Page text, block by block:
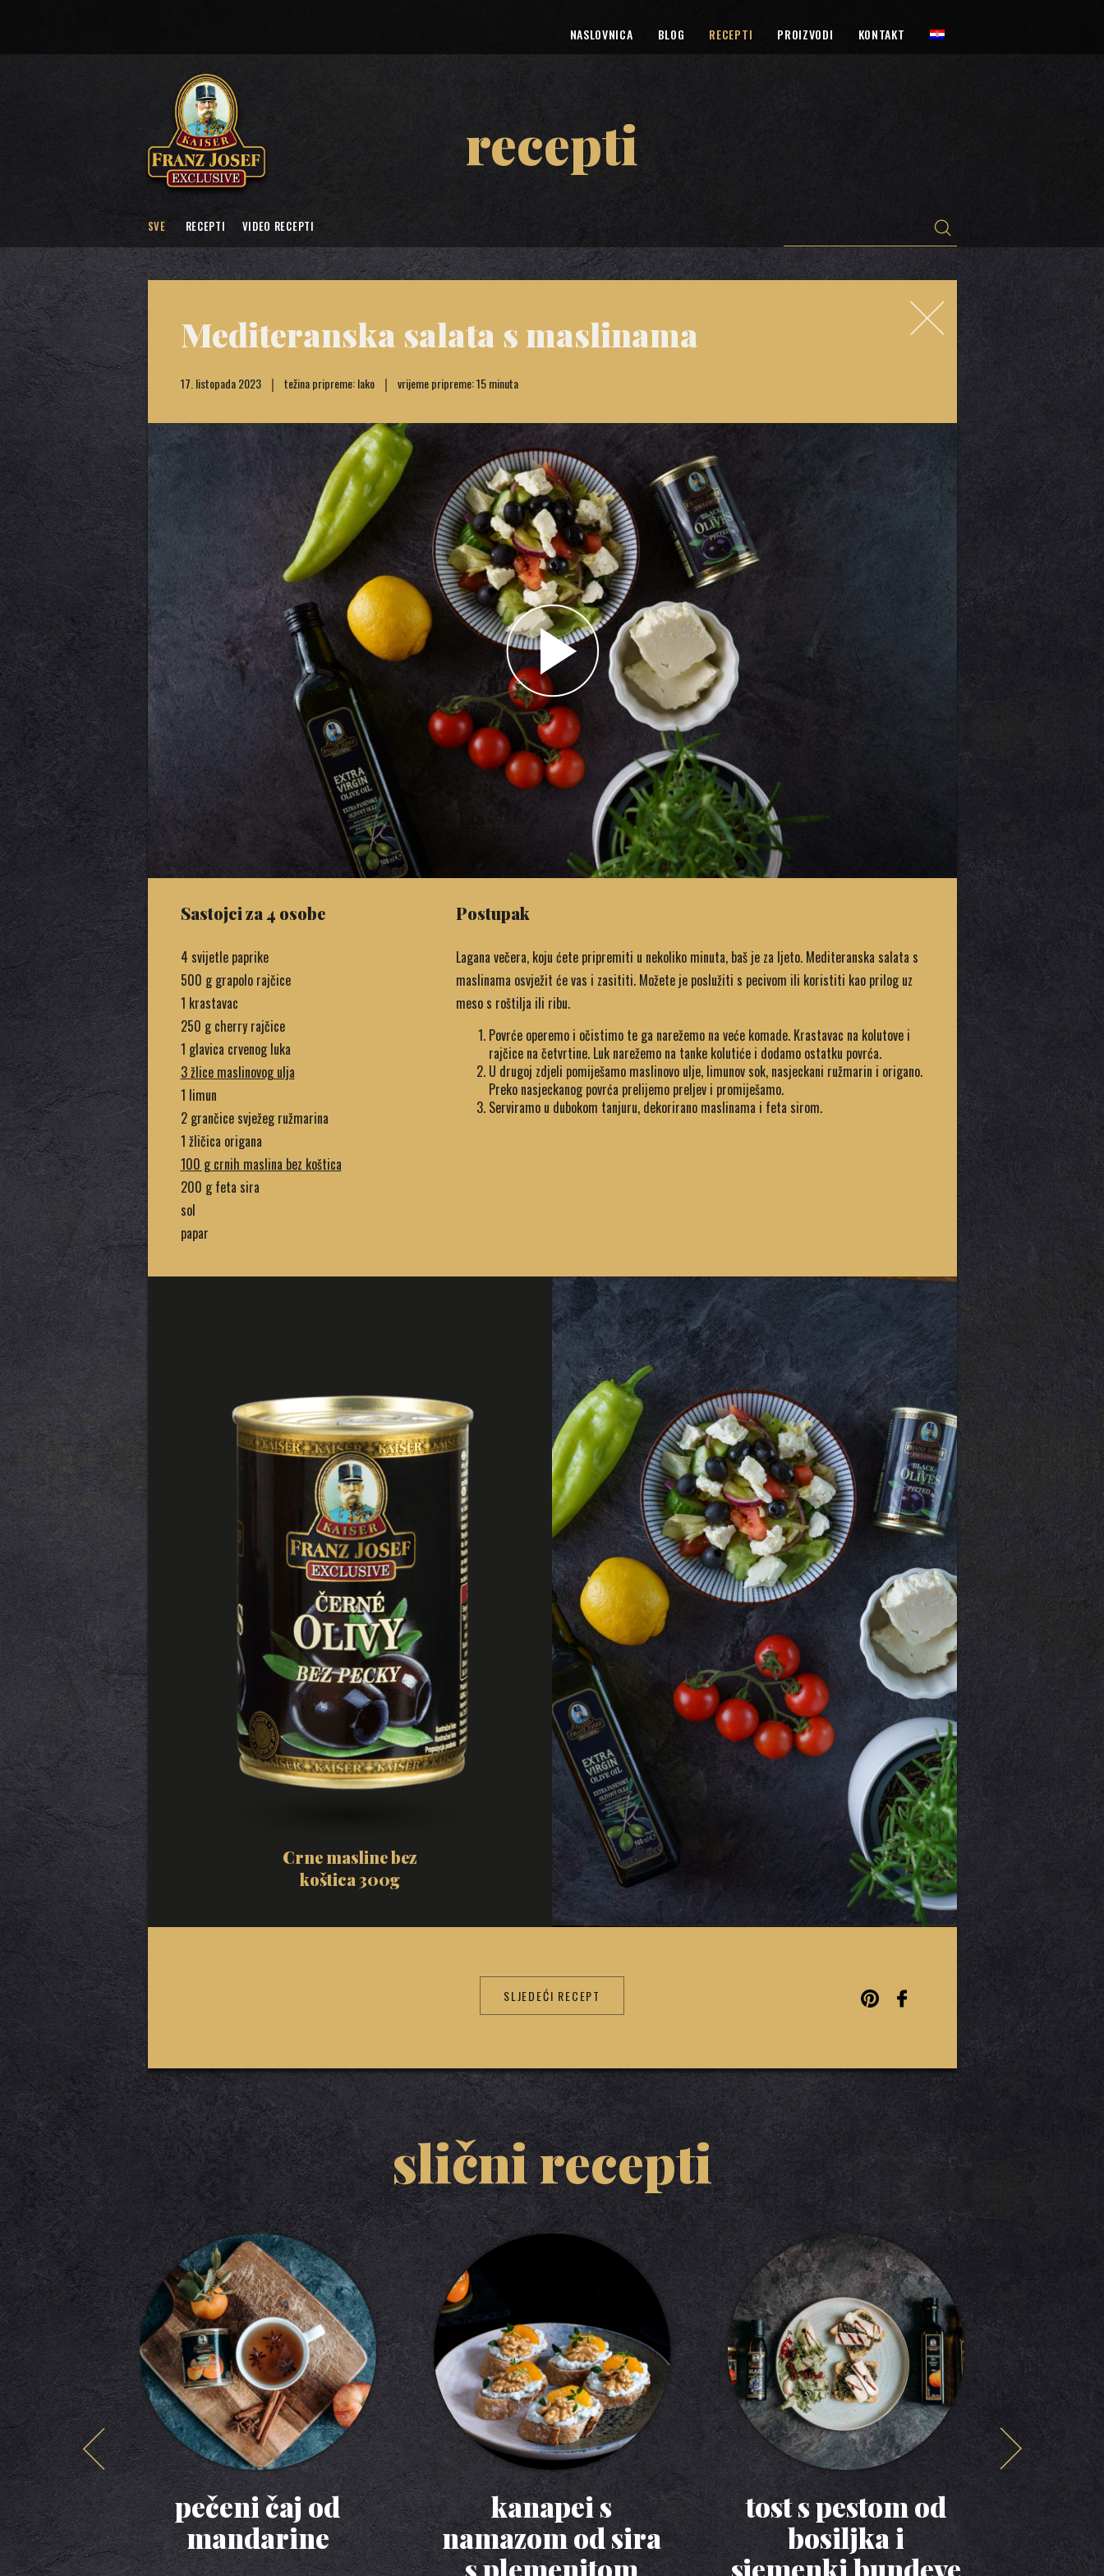
NASLOVNICA BLOG RECEPTI PROIZVODI KONTAKT
recepti
SVE RECEPTI VIDEO RECEPTI
Mediteranska salata s maslinama
17. listopada 2023 težina pripreme: lako vrijeme pripreme: 15 minuta
Sastojci za 4 osobe
4 svijetle paprike
500 g grapolo rajčice
1 krastavac
250 g cherry rajčice
1 glavica crvenog luka
3 žlice maslinovog ulja
1 limun
2 grančice svježeg ružmarina
1 žličica origana
100 g crnih maslina bez koštica
200 g feta sira
sol
papar
Postupak
Lagana večera, koju ćete pripremiti u nekoliko minuta, baš je za ljeto. Mediteranska salata s
maslinama osvježit će vas i zasititi. Možete je poslužiti s pecivom ili koristiti kao prilog uz
meso s roštilja ili ribu.
Povrće operemo i očistimo te ga narežemo na veće komade. Krastavac na kolutove i
rajčice na četvrtine. Luk narežemo na tanke kolutiće i dodamo ostatku povrća.
U drugoj zdjeli pomiješamo maslinovo ulje, limunov sok, nasjeckani ružmarin i origano.
Preko nasjeckanog povrća prelijemo preljev i promiješamo.
Serviramo u dubokom tanjuru, dekorirano maslinama i feta sirom.
Crne masline bez
koštica 300g
SLJEDEĆI RECEPT
slični recepti
pečeni čaj od
mandarine
kanapei s
namazom od sira
s plemenitom
tost s pestom od
bosiljka i
sjemenki bundeve